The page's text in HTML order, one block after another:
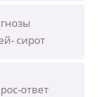
сирот
ответ